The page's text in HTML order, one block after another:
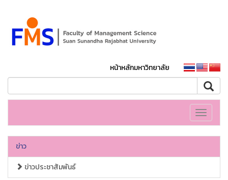
หน้าหลักมหาวิทยาลัย
Toggle
ข่าว
ข่าวประชาสัมพันธ์